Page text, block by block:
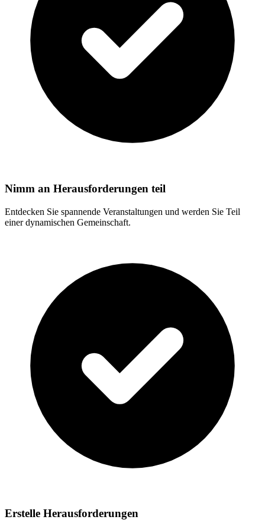
Nimm an Herausforderungen teil
Entdecken Sie spannende Veranstaltungen und werden Sie Teil
einer dynamischen Gemeinschaft.
Erstelle Herausforderungen